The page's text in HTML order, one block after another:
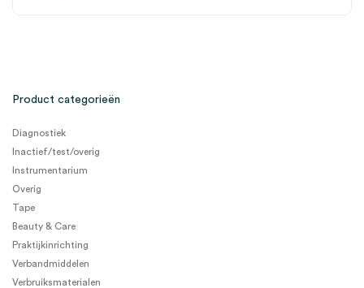
Product categorieën
Diagnostiek
Inactief/test/overig
Instrumentarium
Overig
Tape
Beauty & Care
Praktijkinrichting
Verbandmiddelen
Verbruiksmaterialen